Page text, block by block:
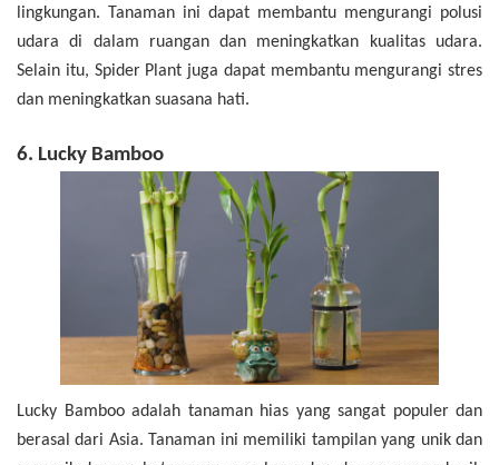
lingkungan. Tanaman ini dapat membantu mengurangi polusi
udara di dalam ruangan dan meningkatkan kualitas udara.
Selain itu, Spider Plant juga dapat membantu mengurangi stres
dan meningkatkan suasana hati.
6. Lucky Bamboo
Lucky Bamboo adalah tanaman hias yang sangat populer dan
berasal dari Asia. Tanaman ini memiliki tampilan yang unik dan